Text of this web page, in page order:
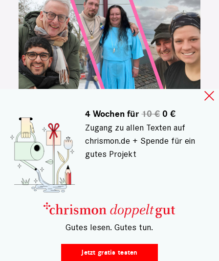
PAARE MIT ALTERSUNTERSCHIED
Wie klappt es mit der
Liebe, wenn einer viel
Ali, Cordula und Chris haben sich
in wesentlich ältere Menschen
verliebt. Was macht ihre
gehen sie mit Ablehnung um?
4 Wochen für10 €0 €
Zugang zu allen Texten auf
chrismon.de + Spende für ein
gutes Projekt
– Gutes lesen. Gutes tun.
Jetzt gratis testen